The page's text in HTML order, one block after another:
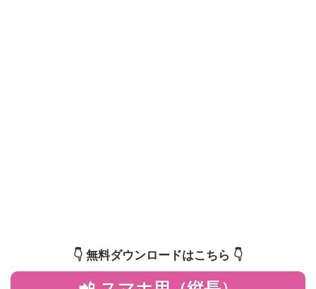
👇️ 無料ダウンロードはこちら 👇️